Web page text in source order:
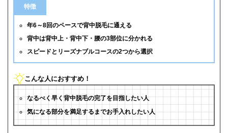
特徴
年6～8回のペースで背中脱毛に通える
背中は背中上・背中下・腰の3部位に分かれる
スピードとリーズナブルコースの2つから選択
こんな人におすすめ！
なるべく早く背中脱毛の完了を目指したい人
気になる部分を満足するまでお手入れしたい人